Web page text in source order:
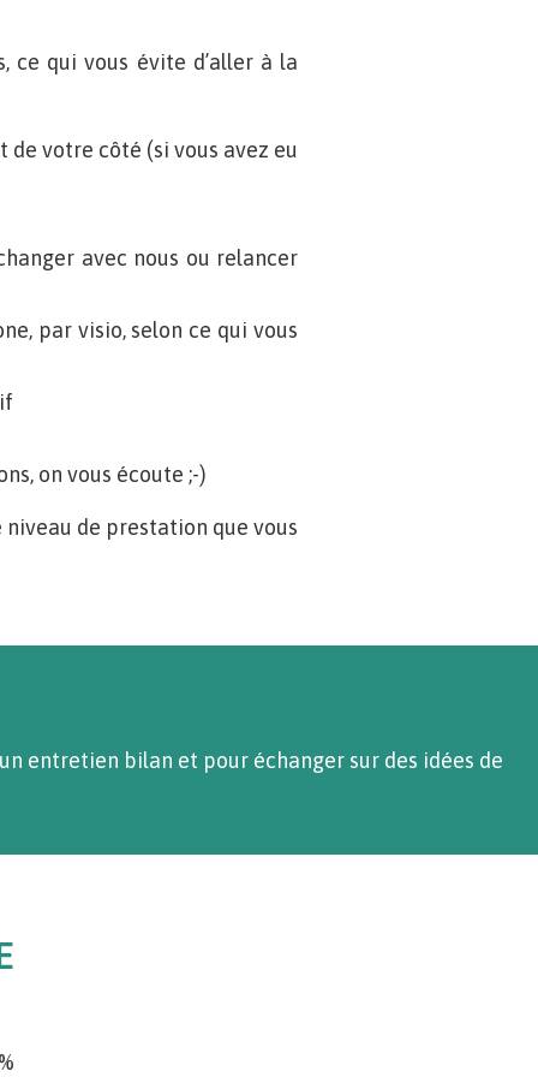
ce qui vous évite d’aller à la
votre côté (si vous avez eu
avec nous ou relancer
par visio, selon ce qui vous
on vous écoute ;-)
de prestation que vous
entretien bilan et pour échanger sur des idées de